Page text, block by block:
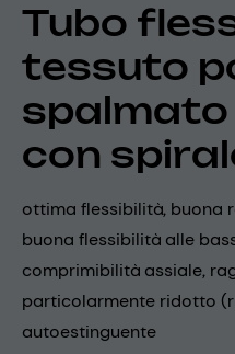
Tubo
tessuto
spalmato
con
ottima flessibilità, buona
buona flessibilità alle
comprimibilità assiale,
particolarmente ridotto
autoestinguente